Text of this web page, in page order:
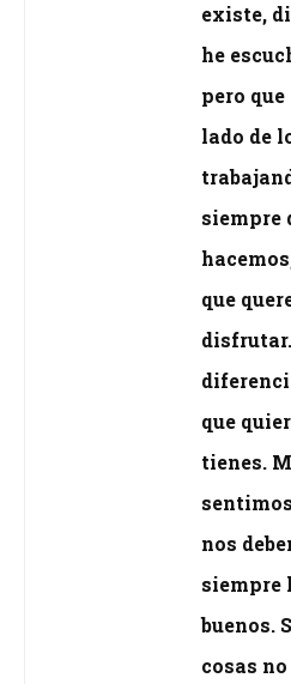
existe,
he
pero
lado de
siempre
que
que
tienes.
nos
siempre
buenos.
cosas